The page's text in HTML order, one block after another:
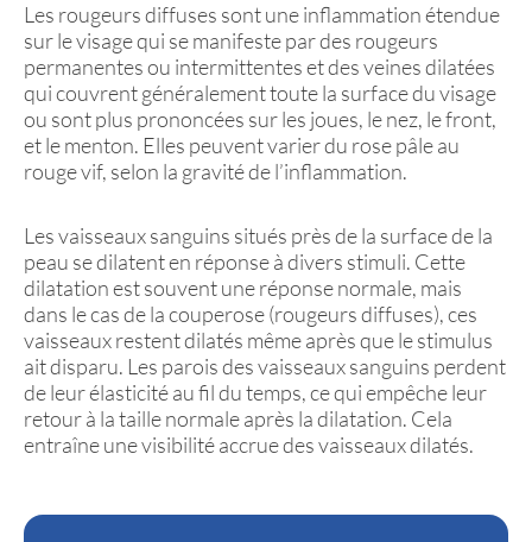
Les rougeurs diffuses sont une inflammation étendue
sur le visage qui se manifeste par des rougeurs
permanentes ou intermittentes et des veines dilatées
qui couvrent généralement toute la surface du visage
ou sont plus prononcées sur les joues, le nez, le front,
et le menton. Elles peuvent varier du rose pâle au
rouge vif, selon la gravité de l’inflammation.
Les vaisseaux sanguins situés près de la surface de la
peau se dilatent en réponse à divers stimuli. Cette
dilatation est souvent une réponse normale, mais
dans le cas de la couperose (rougeurs diffuses), ces
vaisseaux restent dilatés même après que le stimulus
ait disparu. Les parois des vaisseaux sanguins perdent
de leur élasticité au fil du temps, ce qui empêche leur
retour à la taille normale après la dilatation. Cela
entraîne une visibilité accrue des vaisseaux dilatés.